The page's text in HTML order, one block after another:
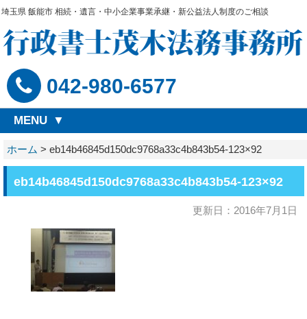
埼玉県 飯能市 相続・遺言・中小企業事業承継・新公益法人制度のご相談
042-980-6577
MENU
ホーム > eb14b46845d150dc9768a33c4b843b54-123×92
eb14b46845d150dc9768a33c4b843b54-123×92
更新日：2016年7月1日